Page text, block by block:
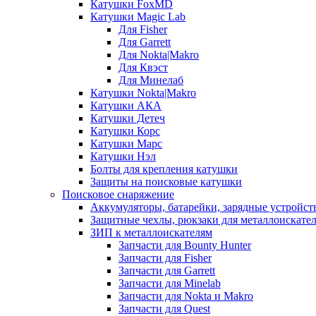
Катушки FoxMD
Катушки Magic Lab
Для Fisher
Для Garrett
Для Nokta|Makro
Для Квэст
Для Минелаб
Катушки Nokta|Makro
Катушки АКА
Катушки Детеч
Катушки Корс
Катушки Марс
Катушки Нэл
Болты для крепления катушки
Защиты на поисковые катушки
Поисковое снаряжение
Аккумуляторы, батарейки, зарядные
Защитные чехлы, рюкзаки для
ЗИП к металлоискателям
Запчасти для Bounty Hunter
Запчасти для Fisher
Запчасти для Garrett
Запчасти для Minelab
Запчасти для Nokta и Makro
Запчасти для Quest